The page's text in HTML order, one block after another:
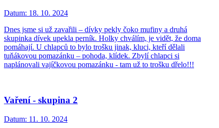
Datum: 18. 10. 2024
Dnes jsme si už zavařili – dívky pekly čoko mufiny a druhá
skupinka dívek upekla perník. Holky chválím, je vidět, že doma
pomáhají. U chlapců to bylo trošku jinak, kluci, kteří dělali
tuňákovou pomazánku – pohoda, klídek. Zbylí chlapci si
naplánovali vajíčkovou pomazánku - tam už to trošku dřelo!!!
Vaření - skupina 2
Datum: 11. 10. 2024